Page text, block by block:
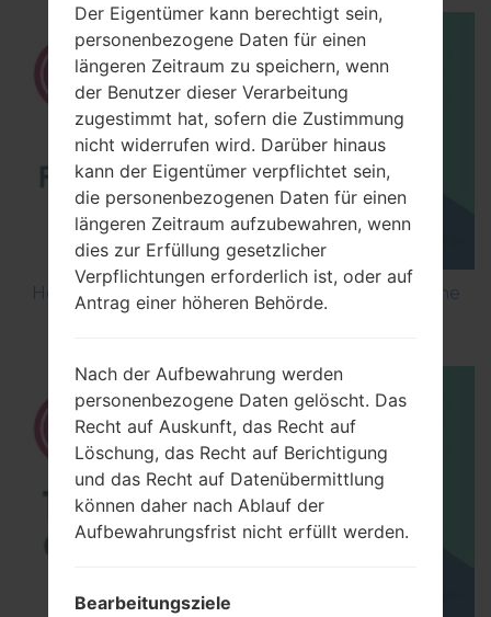
How to Flash Stock Firmware on LG Smartphone
Der Eigentümer kann berechtigt sein,
personenbezogene Daten für einen
längeren Zeitraum zu speichern, wenn
der Benutzer dieser Verarbeitung
zugestimmt hat, sofern die Zustimmung
nicht widerrufen wird. Darüber hinaus
kann der Eigentümer verpflichtet sein,
die personenbezogenen Daten für einen
längeren Zeitraum aufzubewahren, wenn
dies zur Erfüllung gesetzlicher
Verpflichtungen erforderlich ist, oder auf
Antrag einer höheren Behörde.
Nach der Aufbewahrung werden
personenbezogene Daten gelöscht. Das
Recht auf Auskunft, das Recht auf
Löschung, das Recht auf Berichtigung
und das Recht auf Datenübermittlung
können daher nach Ablauf der
Aufbewahrungsfrist nicht erfüllt werden.
Bearbeitungsziele